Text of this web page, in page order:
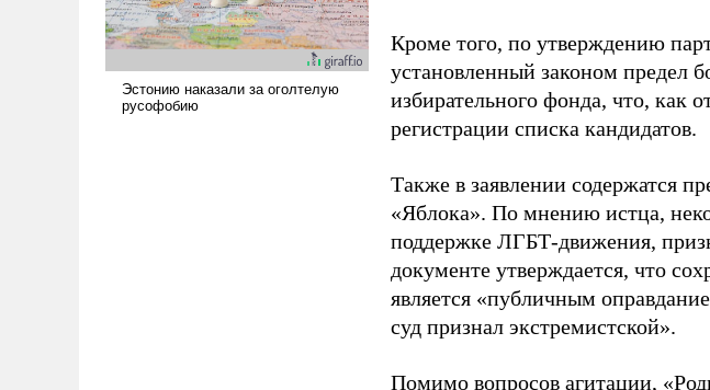
перед Китаем.
Кроме того, по утверждению
установленный законом предел
избирательного фонда, что, как
регистрации списка кандидатов.
Также в заявлении содержатся
«Яблока». По мнению истца,
поддержке ЛГБТ-движения,
документе утверждается, что
является «публичным
суд признал экстремистской».
Помимо вопросов агитации,